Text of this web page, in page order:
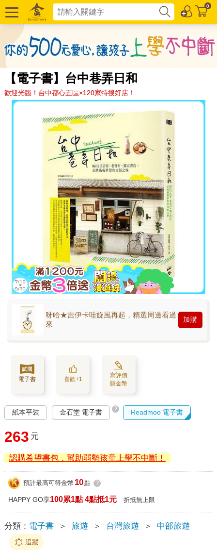
0
【電子書】台中巷弄日和
歡迎光臨！台中都心五區×120家特搜好店！
呀哈★吉伊卡哇旋風再起，精選周邊看過
來
加購
電子書 喜歡+1
寫評價
賺金幣
紙本平裝 金石堂 電子書 ? Readmoo 電子書
263 元
認購希望書包，幫助弱勢孩童上學不中斷！
預計最高可得金幣 10點 ?
HAPPY GO享100累1點 4點抵1元 折抵無上限
分類： 電子書 ＞ 旅遊 ＞ 台灣旅遊 ＞ 中部旅遊
追蹤